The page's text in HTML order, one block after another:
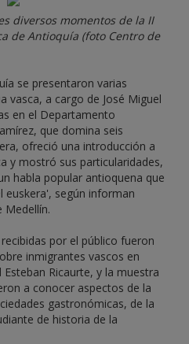
diversos momentos de la II
de Antioquía (foto Centro de
se presentaron varias
vasca, a cargo de José Miguel
en el Departamento
que domina seis
ofreció una introducción a
y mostró sus particularidades,
habla popular antioquena que
euskera', según informan
Medellín.
por el público fueron
inmigrantes vascos en
Ricaurte, y la muestra
a conocer aspectos de la
gastronómicas, de la
de historia de la